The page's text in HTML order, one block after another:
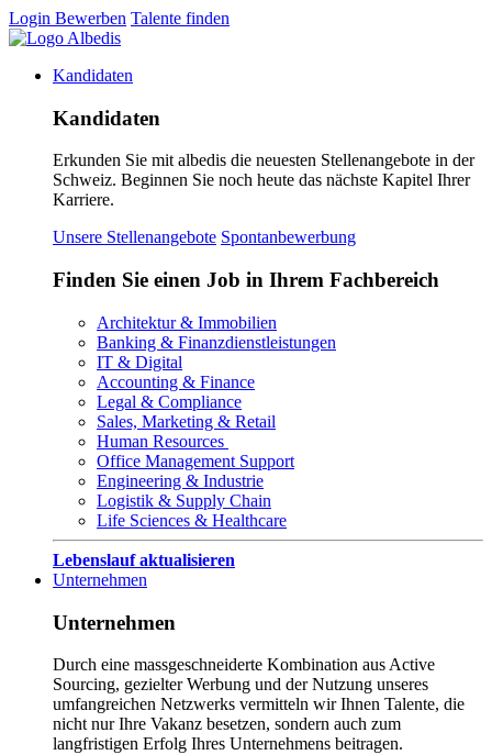
Login Bewerben Talente finden
Kandidaten
Kandidaten
Erkunden Sie mit albedis die neuesten Stellenangebote in der
Schweiz. Beginnen Sie noch heute das nächste Kapitel Ihrer
Karriere.
Unsere Stellenangebote Spontanbewerbung
Finden Sie einen Job in Ihrem Fachbereich
Architektur & Immobilien
Banking & Finanzdienstleistungen
IT & Digital
Accounting & Finance
Legal & Compliance
Sales, Marketing & Retail
Human Resources
Office Management Support
Engineering & Industrie
Logistik & Supply Chain
Life Sciences & Healthcare
Lebenslauf aktualisieren
Unternehmen
Unternehmen
Durch eine massgeschneiderte Kombination aus Active
Sourcing, gezielter Werbung und der Nutzung unseres
umfangreichen Netzwerks vermitteln wir Ihnen Talente, die
nicht nur Ihre Vakanz besetzen, sondern auch zum
langfristigen Erfolg Ihres Unternehmens beitragen.